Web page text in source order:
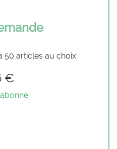
50 articles au choix
€